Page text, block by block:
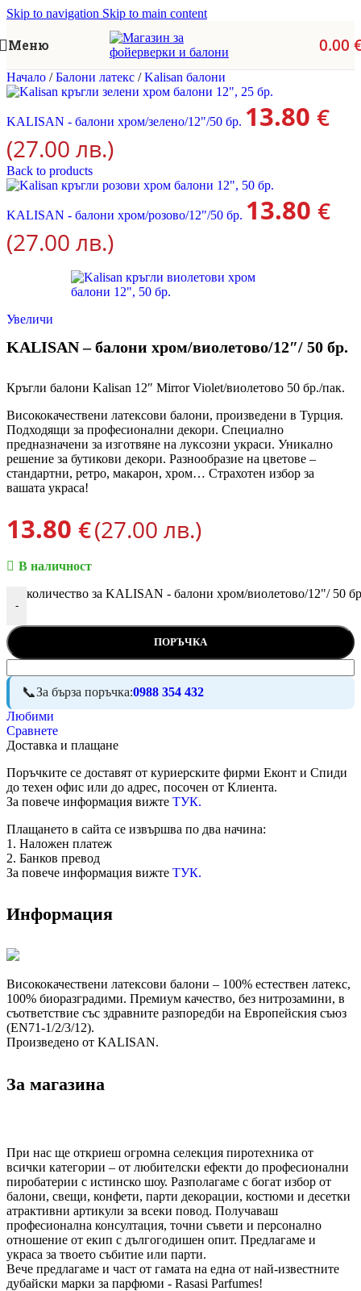
Skip to navigation Skip to main content
Меню 0.00
Начало / Балони латекс / Kalisan балони
KALISAN - балони хром/зелено/12"/50 бр. 13.80 €
(27.00 лв.)
Back to products
KALISAN - балони хром/розово/12"/50 бр. 13.80 €
(27.00 лв.)
Увеличи
KALISAN – балони хром/виолетово/12″/ 50 бр.
Кръгли балони Kalisan 12″ Mirror Violet/виолeтово 50 бр./пак.
Висококачествени латексови балони, произведени в Турция.
Подходящи за професионални декори. Специално
предназначени за изготвяне на луксозни украси. Уникално
решение за бутикови декори. Разнообразие на цветове –
стандартни, ретро, макарон, хром… Страхотен избор за
вашата украса!
13.80 €(27.00 лв.)
В наличност
-
количество за KALISAN - балони хром/виолетово/12"/ 50
ПОРЪЧКА
За бърза поръчка:0988 354 432
Любими
Сравнете
Доставка и плащане
Поръчките се доставят от куриерските фирми Еконт и Спиди
до техен офис или до адрес, посочен от Клиента.
За повече информация вижте ТУК.
Плащането в сайта се извършва по два начина:
1. Наложен платеж
2. Банков превод
За повече информация вижте ТУК.
Информация
Висококачествени латексови балони – 100% естествен латекс,
100% биоразградими. Премиум качество, без нитрозамини, в
съответствие със здравните разпоредби на Европейския съюз
(EN71-1/2/3/12).
Произведено от KALISAN.
За магазина
При нас ще откриеш огромна селекция пиротехника от
всички категории – от любителски ефекти до професионални
пиробатерии с истинско шоу. Разполагаме с богат избор от
балони, свещи, конфети, парти декорации, костюми и десетки
атрактивни артикули за всеки повод. Получаваш
професионална консултация, точни съвети и персонално
отношение от екип с дългогодишен опит. Предлагаме и
украса за твоето събитие или парти.
Вече предлагаме и част от гамата на една от най-известните
дубайски марки за парфюми - Rasasi Parfumes!